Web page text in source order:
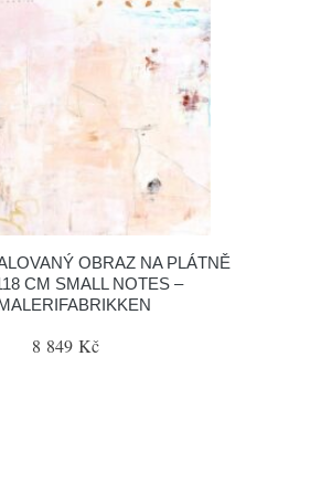
OBRAZ NA PLÁTNĚ
CM SMALL NOTES –
8 849 Kč